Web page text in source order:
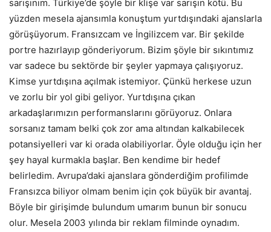
sarışınım. Türkiye’de şöyle bir klişe var sarışın kötü. Bu
yüzden mesela ajansımla konuştum yurtdışındaki ajanslarla
görüşüyorum. Fransızcam ve İngilizcem var. Bir şekilde
portre hazırlayıp gönderiyorum. Bizim şöyle bir sıkıntımız
var sadece bu sektörde bir şeyler yapmaya çalışıyoruz.
Kimse yurtdışına açılmak istemiyor. Çünkü herkese uzun
ve zorlu bir yol gibi geliyor. Yurtdışına çıkan
arkadaşlarımızın performanslarını görüyoruz. Onlara
sorsanız tamam belki çok zor ama altından kalkabilecek
potansiyelleri var ki orada olabiliyorlar. Öyle olduğu için her
şey hayal kurmakla başlar. Ben kendime bir hedef
belirledim. Avrupa’daki ajanslara gönderdiğim profilimde
Fransızca biliyor olmam benim için çok büyük bir avantaj.
Böyle bir girişimde bulundum umarım bunun bir sonucu
olur. Mesela 2003 yılında bir reklam filminde oynadım.